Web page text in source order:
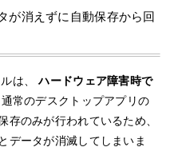
が消えずに自動保存から回
ルは、ハードウェア障害時で
通常のデスクトップアプリの
存のみが行われているため、
データが消滅してしまいま